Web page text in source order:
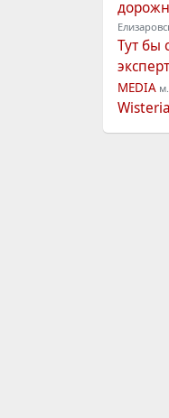
Тут бы
MEDIA